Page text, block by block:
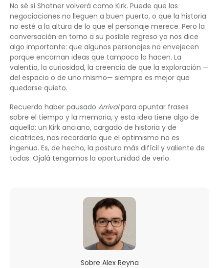
No sé si Shatner volverá como Kirk. Puede que las
negociaciones no lleguen a buen puerto, o que la historia
no esté a la altura de lo que el personaje merece. Pero la
conversación en torno a su posible regreso ya nos dice
algo importante: que algunos personajes no envejecen
porque encarnan ideas que tampoco lo hacen. La
valentía, la curiosidad, la creencia de que la exploración —
del espacio o de uno mismo— siempre es mejor que
quedarse quieto.
Recuerdo haber pausado Arrivalpara apuntar frases
sobre el tiempo y la memoria, y esta idea tiene algo de
aquello: un Kirk anciano, cargado de historia y de
cicatrices, nos recordaría que el optimismo no es
ingenuo. Es, de hecho, la postura más difícil y valiente de
todas. Ojalá tengamos la oportunidad de verlo.
Sobre Alex Reyna